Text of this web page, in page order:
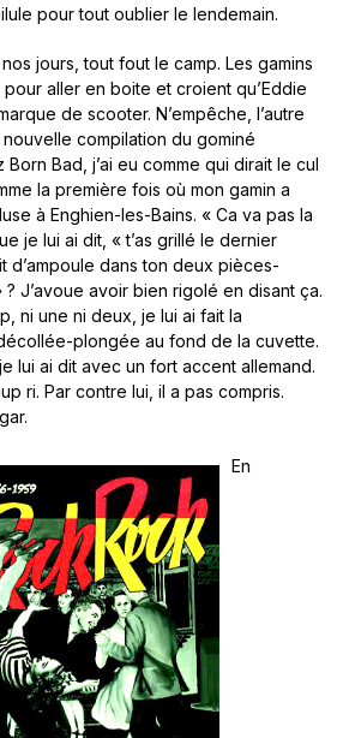
pour tout oublier le lendemain.
jours, tout fout le camp. Les gamins
aller en boite et croient qu’Eddie
de scooter. N’empêche, l’autre
compilation du gominé
Bad, j’ai eu comme qui dirait le cul
la première fois où mon gamin a
à Enghien-les-Bains. « Ca va pas la
je lui ai dit, « t’as grillé le dernier
d’ampoule dans ton deux pièces-
J’avoue avoir bien rigolé en disant ça.
ni une ni deux, je lui ai fait la
plongée au fond de la cuvette.
lui ai dit avec un fort accent allemand.
ri. Par contre lui, il a pas compris.
En